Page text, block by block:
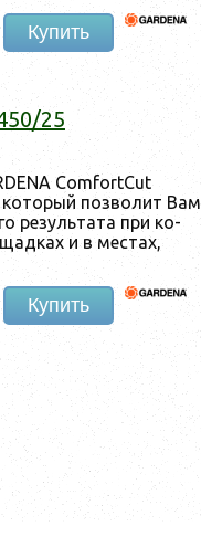
Купить
25
ComfortCut
поз­во­лит Вам
ре­зуль­та­та при ко­
и в мес­тах,
Купить